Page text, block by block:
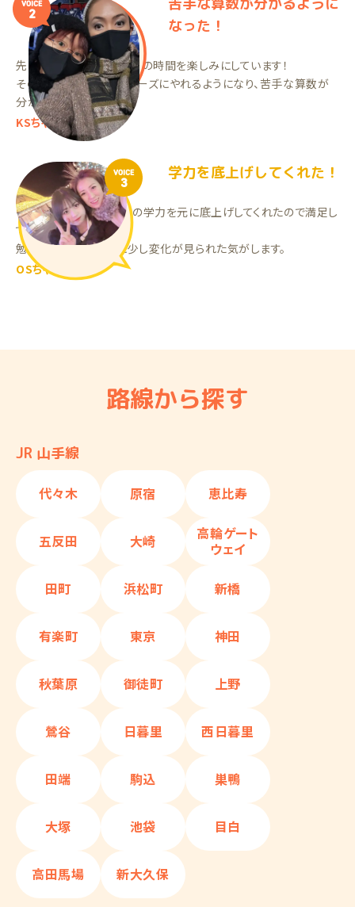
VOICE
2
なった！
先生とのコミニケーションの時間を楽しみにしています！
そのおかげで勉強をスムーズにやれるようになり、苦手な算数が
分かるようになりました！
KSちゃん（小5）
VOICE
3
学力を底上げしてくれた！
子どものペース、現在での学力を元に底上げしてくれたので満足し
ています。
勉強に対する考え方に少し変化が見られた気がします。
OSちゃん（中3）
路線から探す
JR 山手線
代々木 原宿 恵比寿
五反田 大崎
高輪ゲート
ウェイ
田町 浜松町 新橋
有楽町 東京 神田
秋葉原 御徒町 上野
鶯谷 日暮里 西日暮里
田端 駒込 巣鴨
大塚 池袋 目白
高田馬場 新大久保